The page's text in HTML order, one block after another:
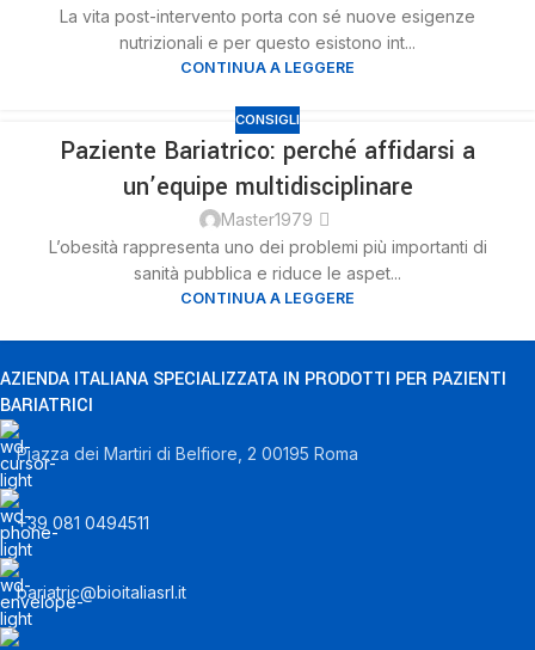
La vita post-intervento porta con sé nuove esigenze
nutrizionali e per questo esistono int...
CONTINUA A LEGGERE
CONSIGLI
Paziente Bariatrico: perché affidarsi a
un’equipe multidisciplinare
Master1979
L’obesità rappresenta uno dei problemi più importanti di
sanità pubblica e riduce le aspet...
CONTINUA A LEGGERE
AZIENDA ITALIANA SPECIALIZZATA IN PRODOTTI PER PAZIENTI
BARIATRICI
Piazza dei Martiri di Belfiore, 2 00195 Roma
+39 081 0494511
bariatric@bioitaliasrl.it